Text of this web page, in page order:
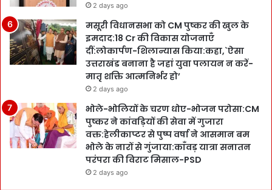
2 days ago
मसूरी विधानसभा को CM पुष्कर की खुल के
इमदाद:18 Cr की विकास योजनाएँ
दीं:लोकार्पण-शिलान्यास किया:कहा,`ऐसा
उत्तराखंड बनाना है जहां युवा पलायन न करें-
मातृ शक्ति आत्मनिर्भर हो’
2 days ago
भोले-भोलियों के चरण धोए-भोजन परोसा:CM
पुष्कर ने कांवड़ियों की सेवा में गुजारा
वक्त:हेलीकाप्टर से पुष्प वर्षा ने आसमान बम
भोले के नारों से गुंजाया:काँवड़ यात्रा सनातन
परंपरा की विराट मिसाल-PSD
2 days ago